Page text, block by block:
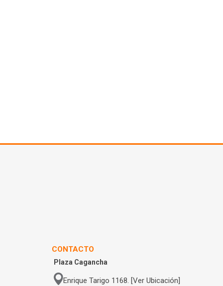
CONTACTO
Plaza Cagancha
Enrique Tarigo 1168. [Ver Ubicación]